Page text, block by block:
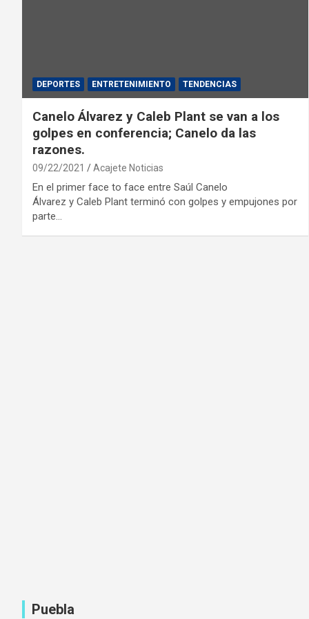
DEPORTES ENTRETENIMIENTO TENDENCIAS
Canelo Álvarez y Caleb Plant se van a los
golpes en conferencia; Canelo da las
razones.
09/22/2021 Acajete Noticias
En el primer face to face entre Saúl Canelo
Álvarez y Caleb Plant terminó con golpes y empujones por
parte…
Puebla